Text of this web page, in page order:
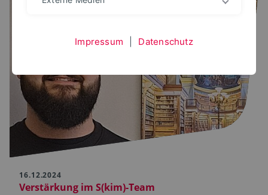
16.12.2024
Verstärkung im S(kim)-Team
Impressum Datenschutz